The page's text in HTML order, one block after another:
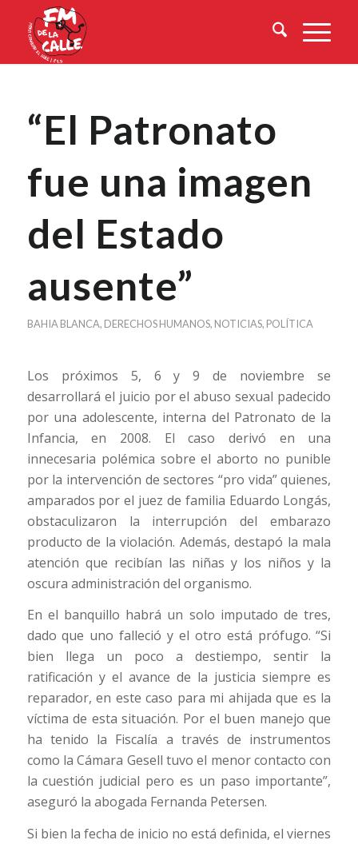
“El Patronato
fue una imagen
del Estado
ausente”
BAHIA BLANCA, DERECHOS HUMANOS, NOTICIAS, POLÍTICA
Los próximos 5, 6 y 9 de noviembre se
desarrollará el juicio por el abuso sexual padecido
por una adolescente, interna del Patronato de la
Infancia, en 2008. El caso derivó en una
innecesaria polémica sobre el aborto no punible
por la intervención de sectores “pro vida” quienes,
amparados por el juez de familia Eduardo Longás,
obstaculizaron la interrupción del embarazo
producto de la violación. Además, destapó la mala
atención que recibían las niñas y los niños y la
oscura administración del organismo.
En el banquillo habrá un solo imputado de tres,
dado que uno falleció y el otro está prófugo. “Si
bien llega un poco a destiempo, sentir la
ratificación y el avance de la justicia siempre es
reparador, en este caso para mi ahijada que es la
víctima de esta situación. Por el buen manejo que
ha tenido la Fiscalía a través de instrumentos
como la Cámara Gesell tuvo el menor contacto con
la cuestión judicial pero es un paso importante”,
aseguró la abogada Fernanda Petersen.
Si bien la fecha de inicio no está definida, el viernes